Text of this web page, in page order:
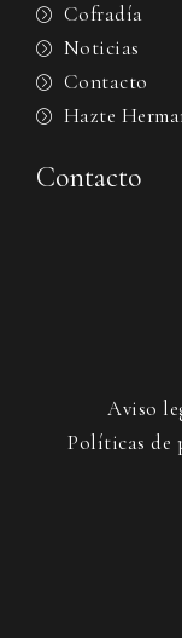
Cofradía
Noticias
Contacto
Hazte
Contacto
Aviso
Políticas de